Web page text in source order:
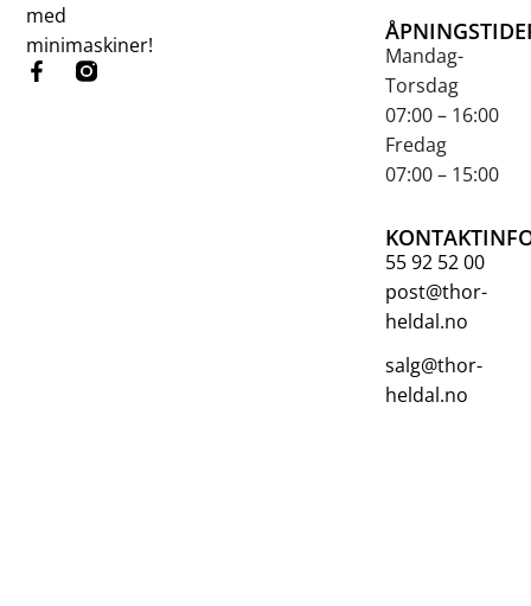
med
minimaskiner!
Mandag-
Torsdag
07:00 – 16:00
Fredag
07:00 – 15:00
55 92 52 00
post@thor-
heldal.no
salg@thor-
heldal.no